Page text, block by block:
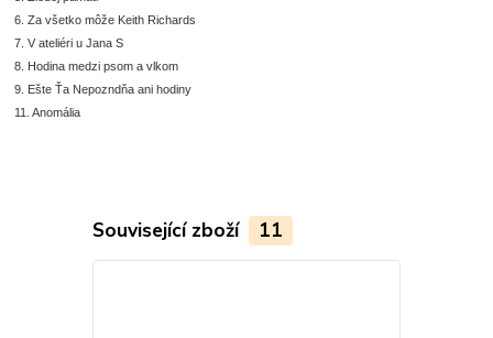
6. Za všetko môže Keith Richards
7. V ateliéri u Jana S
8. Hodina medzi psom a vlkom
9. Ešte Ťa Nepozndňa ani hodiny
11. Anomália
Související zboží 11